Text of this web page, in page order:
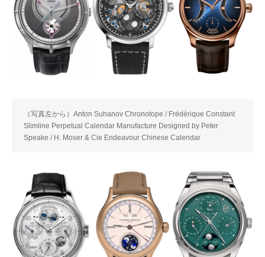
（写真左から）Anton Suhanov Chronotope / Frédérique Constant
Slimline Perpetual Calendar Manufacture Designed by Peter
Speake / H. Moser & Cie Endeavour Chinese Calendar